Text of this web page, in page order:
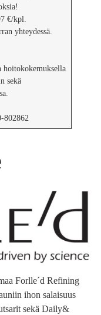
€/kpl.
yhteydessä.
sekä
802862
Forlle´d Refining
ihon salaisuus
sekä Daily&